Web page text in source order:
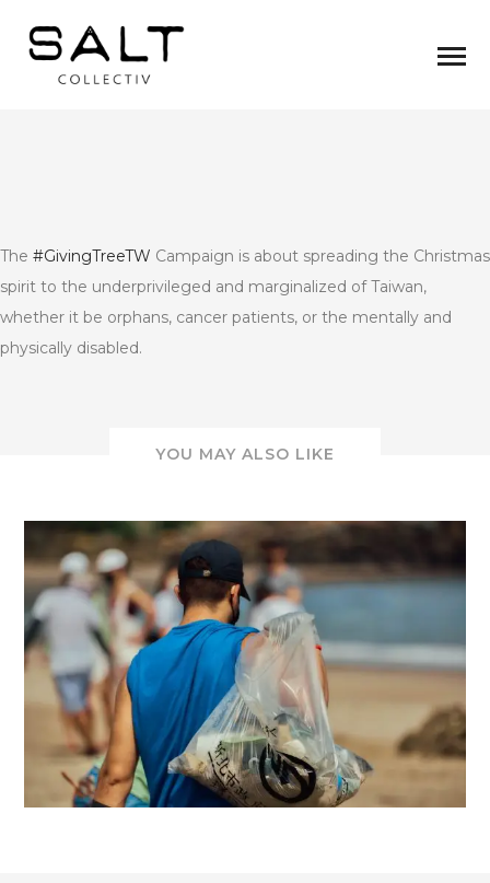
The #GivingTreeTW Campaign is about spreading the Christmas
spirit to the underprivileged and marginalized of Taiwan,
whether it be orphans, cancer patients, or the mentally and
physically disabled.
YOU MAY ALSO LIKE